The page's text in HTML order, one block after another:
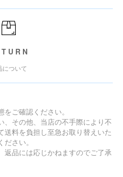
について
ご確認ください。
、その他、当店の不手際により不
送料を負担し至急お取り替えいた
さい。
返品には応じかねますのでご了承